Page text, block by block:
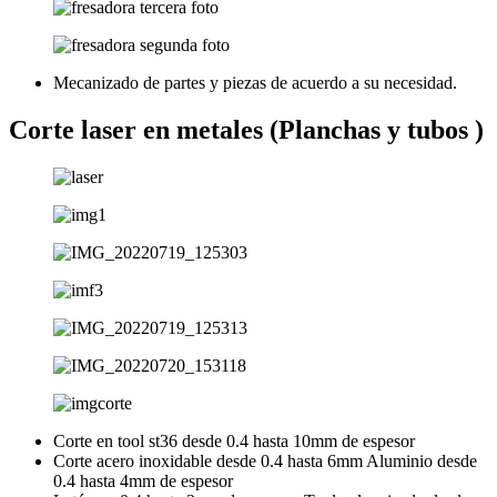
Mecanizado de partes y piezas de acuerdo a su necesidad.
Corte laser en metales (Planchas y tubos )
Corte en tool st36 desde 0.4 hasta 10mm de espesor
Corte acero inoxidable desde 0.4 hasta 6mm Aluminio desde
0.4 hasta 4mm de espesor